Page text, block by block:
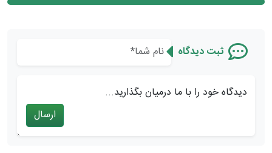
ثبت دیدگاه
دیدگاه خود را با ما درمیان بگذارید...
ارسال